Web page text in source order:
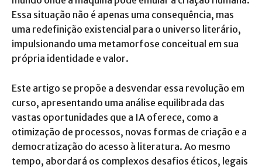
Essa situação não é apenas uma consequência, mas
uma redefinição existencial para o universo literário,
impulsionando uma metamorfose conceitual em sua
própria identidade e valor.
Este artigo se propõe a desvendar essa revolução em
curso, apresentando uma análise equilibrada das
vastas oportunidades que a IA oferece, como a
otimização de processos, novas formas de criação e a
democratização do acesso à literatura. Ao mesmo
tempo, abordará os complexos desafios éticos, legais